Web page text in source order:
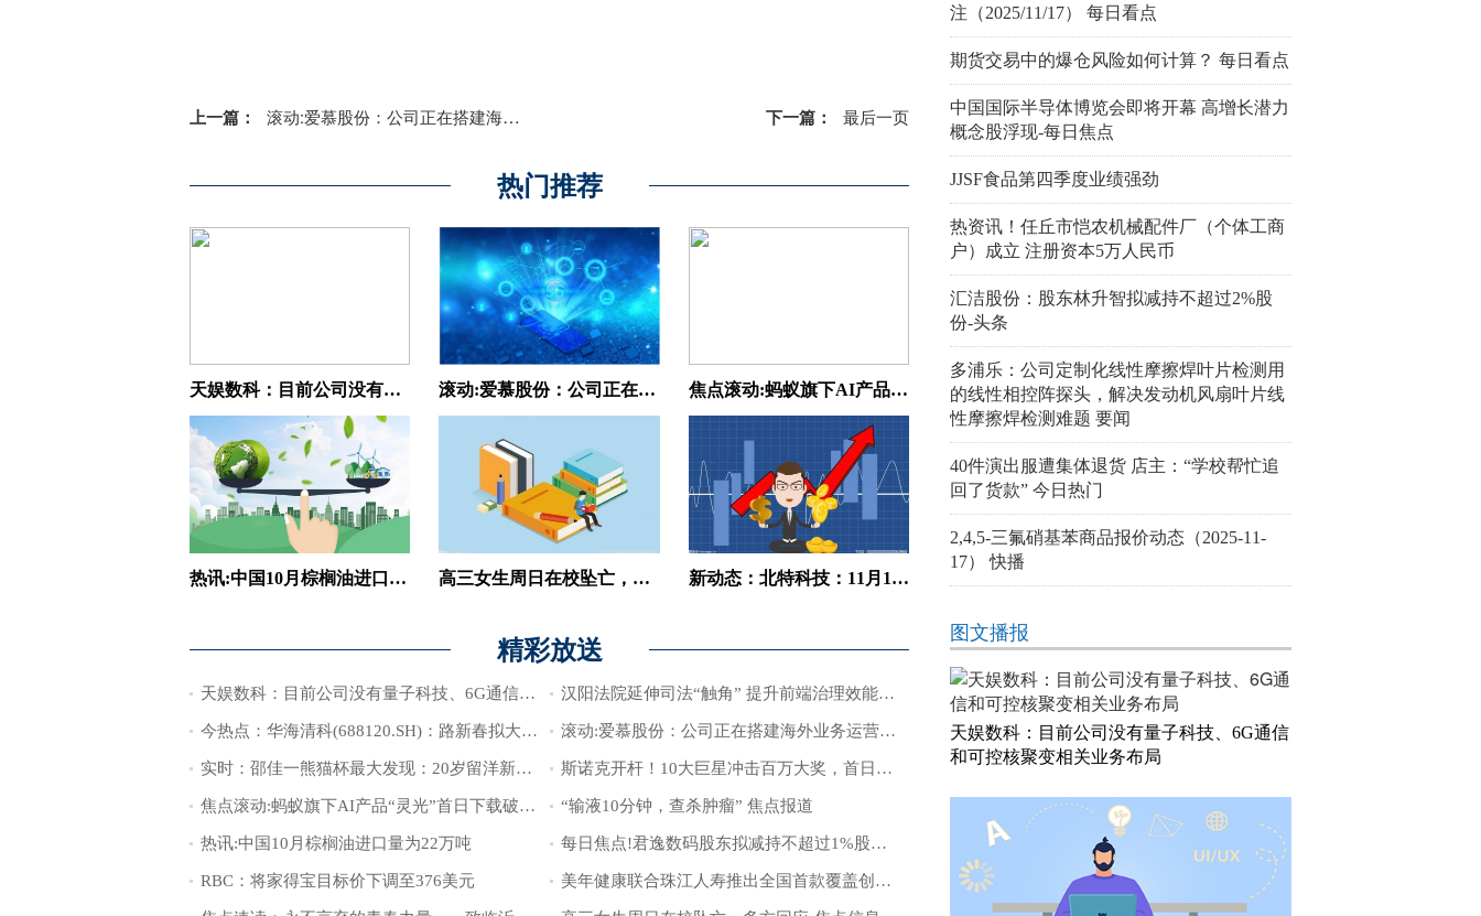
上一篇： 滚动:爱慕股份：公司正在搭建海外业务运营体系，目前已拥有成熟的海外独立站与新加坡本地站 下一篇： 最后一页
热门推荐
天娱数科：目前公司没有量子科技、6G通信和可控核聚变相关业务布局 滚动:爱慕股份：公司正在搭建海外业务运营体系，目前已拥有成熟的海外独立站与新加坡本地站 焦点滚动:蚂蚁旗下AI产品“灵光”首日下载破20万
热讯:中国10月棕榈油进口量为22万吨 高三女生周日在校坠亡，多方回应-焦点信息 新动态：北特科技：11月18日持仓该股ETF资金净流入51.85万元，3日累计净流出27.65万元
精彩放送
天娱数科：目前公司没有量子科技、6G通信和可控核聚变相关业务布局 汉阳法院延伸司法“触角” 提升前端治理效能_时讯
今热点：华海清科(688120.SH)：路新春拟大宗交易减持不超1.00%股份 滚动:爱慕股份：公司正在搭建海外业务运营体系，目前已拥有成熟的海外独立站与新加坡本地站
实时：邵佳一熊猫杯最大发现：20岁留洋新星王博豪成最大亮点！ 斯诺克开杆！10大巨星冲击百万大奖，首日4战，丁俊晖1日双赛！ 要闻
焦点滚动:蚂蚁旗下AI产品“灵光”首日下载破20万 “输液10分钟，查杀肿瘤” 焦点报道
热讯:中国10月棕榈油进口量为22万吨 每日焦点!君逸数码股东拟减持不超过1%股份 或套现4000万元 公司前三季度净利降逾四成
RBC：将家得宝目标价下调至376美元 美年健康联合珠江人寿推出全国首款覆盖创新药械+体检预防的医疗健康险_今日热门
注（2025/11/17） 每日看点
期货交易中的爆仓风险如何计算？ 每日看点
中国国际半导体博览会即将开幕 高增长潜力
概念股浮现-每日焦点
JJSF食品第四季度业绩强劲
热资讯！任丘市恺农机械配件厂（个体工商
户）成立 注册资本5万人民币
汇洁股份：股东林升智拟减持不超过2%股
份-头条
多浦乐：公司定制化线性摩擦焊叶片检测用
的线性相控阵探头，解决发动机风扇叶片线
性摩擦焊检测难题 要闻
40件演出服遭集体退货 店主：“学校帮忙追
回了货款” 今日热门
2,4,5-三氟硝基苯商品报价动态（2025-11-
17） 快播
图文播报
天娱数科：目前公司没有量子科技、6G通信
和可控核聚变相关业务布局